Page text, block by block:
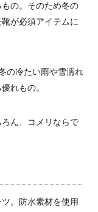
の。そのため冬の
が必須アイテムに
の冷たい雨や雪濡れ
れもの。
ん、コメリならで
。防水素材を使用